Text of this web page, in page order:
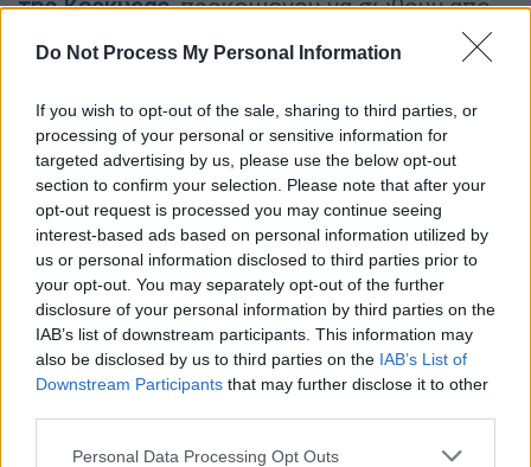
Do Not Process My Personal Information
If you wish to opt-out of the sale, sharing to third parties, or
processing of your personal or sensitive information for
targeted advertising by us, please use the below opt-out
section to confirm your selection. Please note that after your
opt-out request is processed you may continue seeing
interest-based ads based on personal information utilized by
us or personal information disclosed to third parties prior to
your opt-out. You may separately opt-out of the further
disclosure of your personal information by third parties on the
IAB’s list of downstream participants. This information may
also be disclosed by us to third parties on the IAB’s List of
Downstream Participants that may further disclose it to other
Please note that this website/app uses one or more Google
Personal Data Processing Opt Outs
της Κέρκυρας, προκειμένου να σωθούν από
τις φλόγες που μαίνονταν. Για καλή τους
τύχη, παρότι πήδηξαν από ύψος 14 μέτρων,
προσγειώθηκαν στην
τέντα του ισογείου
διαμερίσματος, γεγονός που αποδείχθηκε
σωτήριο για τη σωματική τους ακεραιότητα.
Οσο οι φλόγες πλησίαζαν, η γυναίκα
αγκάλιασε την κόρη της και έκανε το σώμα
της ασπίδα για να μην τραυματιστεί.
«Βλέπαμε τον θάνατο να έρχεται» λέει
σπαρακτικά η μητέρα, προσθέτοντας:«Εκανα
αυτό το οποίο θα έκανε κάθε μάνα για το
παιδί της. Τι να έκανα; Από 24 μέτρα, όχι από
14 μ. θα πηδούσα αν χρειαζόταν».